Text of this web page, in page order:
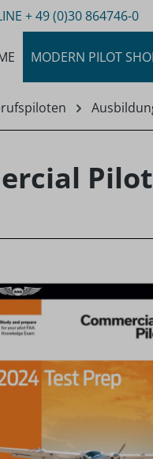
+ 49 (0)30 864746-0
MODERN PILOT